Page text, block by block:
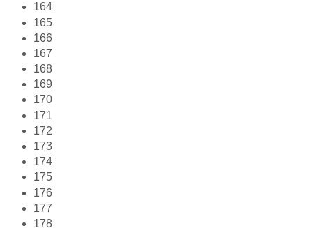
164
165
166
167
168
169
170
171
172
173
174
175
176
177
178